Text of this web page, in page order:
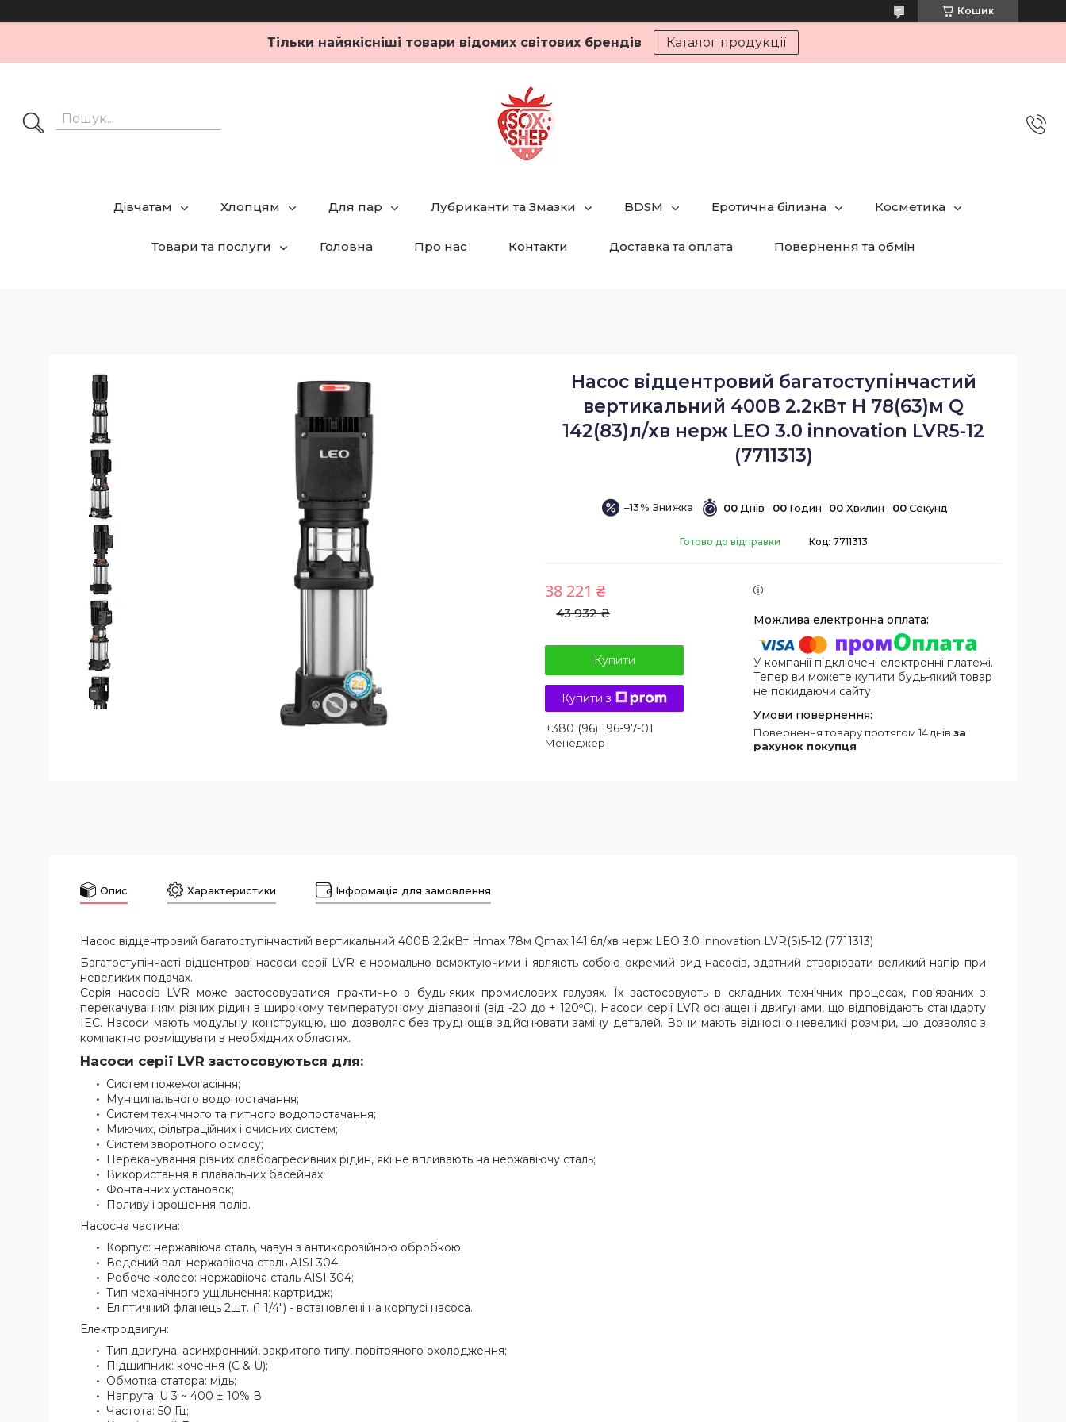
Кошик
Тільки найякісніші товари відомих світових брендів Каталог продукції
Дівчатам Хлопцям Для пар Лубриканти та Змазки BDSM Еротична білизна Косметика
Товари та послуги Головна Про нас Контакти Доставка та оплата Повернення та обмін
Насос відцентровий багатоступінчастий
вертикальний 400В 2.2кВт H 78(63)м Q
142(83)л/хв нерж LEO 3.0 innovation LVR5-12
(7711313)
–13% 00 Днів 00 Годин 00 Хвилин 00 Секунд
Готово до відправки Код: 7711313
43 932 ₴
38 221 ₴
Купити
Купити з
+380 (96) 196-97-01
Менеджер
У компанії підключені електронні платежі.
Тепер ви можете купити будь-який товар
не покидаючи сайту.
повернення товару протягом 14 днів за
рахунок покупця
Опис Характеристики Інформація для замовлення
Насос відцентровий багатоступінчастий вертикальний 400В 2.2кВт Hmax 78м Qmax 141.6л/хв нерж LEO 3.0 innovation LVR(S)5-12 (7711313)
Багатоступінчасті відцентрові насоси серії LVR є нормально всмоктуючими і являють собою окремий вид насосів, здатний створювати великий напір при
невеликих подачах.
Серія насосів LVR може застосовуватися практично в будь-яких промислових галузях. Їх застосовують в складних технічних процесах, пов'язаних з
перекачуванням різних рідин в широкому температурному діапазоні (від -20 до + 120ºС). Насоси серії LVR оснащені двигунами, що відповідають стандарту
IEC. Насоси мають модульну конструкцію, що дозволяє без труднощів здійснювати заміну деталей. Вони мають відносно невеликі розміри, що дозволяє з
компактно розміщувати в необхідних областях.
Насоси серії LVR застосовуються для:
Систем пожежогасіння;
Муніципального водопостачання;
Систем технічного та питного водопостачання;
Миючих, фільтраційних і очисних систем;
Систем зворотного осмосу;
Перекачування різних слабоагресивних рідин, які не впливають на нержавіючу сталь;
Використання в плавальних басейнах;
Фонтанних установок;
Поливу і зрошення полів.
Насосна частина:
Корпус: нержавіюча сталь, чавун з антикорозійною обробкою;
Ведений вал: нержавіюча сталь AISI 304;
Робоче колесо: нержавіюча сталь AISI 304;
Тип механічного ущільнення: картридж;
Еліптичний фланець 2шт. (1 1/4") - встановлені на корпусі насоса.
Електродвигун:
Тип двигуна: асинхронний, закритого типу, повітряного охолодження;
Підшипник: кочення (C & U);
Обмотка статора: мідь;
Напруга: U 3 ~ 400 ± 10% В
Частота: 50 Гц;